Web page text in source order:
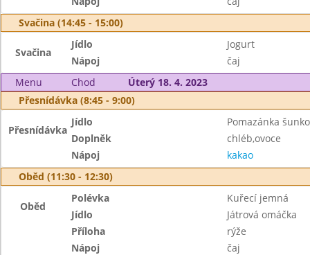
Svačina (14:45 - 15:00)
Svačina
Jídlo
Jogurt
Nápoj
čaj
Menu
Chod
Úterý 18. 4. 2023
Přesnídávka (8:45 - 9:00)
Přesnídávka
Jídlo
Pomazánka
Doplněk
chléb,ovoce
Nápoj
kakao
Oběd (11:30 - 12:30)
Oběd
Polévka
Kuřecí jemná
Jídlo
Játrová omáčka
Příloha
rýže
Nápoj
čaj